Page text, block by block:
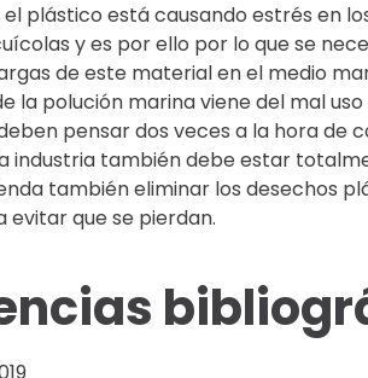
plástico está causando estrés en
y es por ello por lo que se
de este material en el medio
la polución marina viene del mal
pensar dos veces a la hora de
industria también debe estar
también eliminar los desechos
evitar que se pierdan.